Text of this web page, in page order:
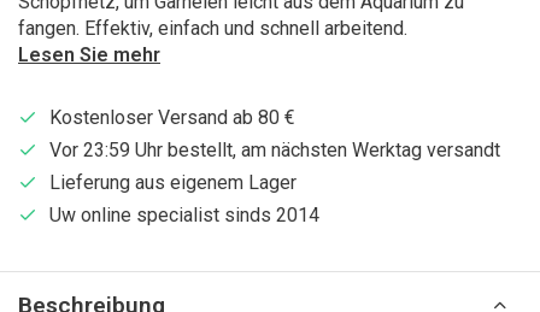
fangen. Effektiv, einfach und schnell arbeitend.
Lesen Sie mehr
Kostenloser Versand ab 80 €
Vor 23:59 Uhr bestellt, am nächsten Werktag versandt
Lieferung aus eigenem Lager
Uw online specialist sinds 2014
Beschreibung